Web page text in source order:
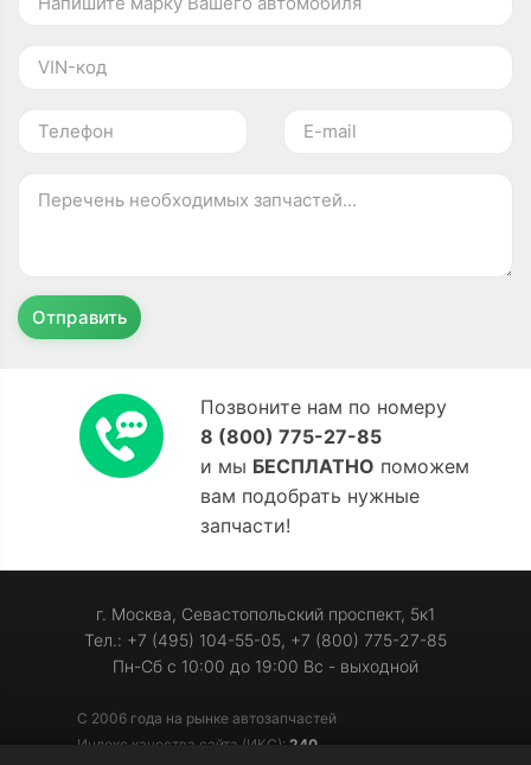
Отправить
Позвоните нам по номеру
8 (800) 775-27-85
и мы БЕСПЛАТНО поможем
вам подобрать нужные
запчасти!
г. Москва, Севастопольский проспект, 5к1
Тел.: +7 (495) 104-55-05, +7 (800) 775-27-85
Пн-Сб с 10:00 до 19:00 Вс - выходной
С 2006 года на рынке автозапчастей
Индекс качества сайта (ИКС): 240